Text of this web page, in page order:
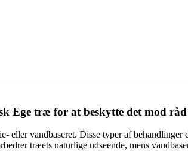
træ for at beskytte det mod råd
eller vandbaseret. Disse typer af
træets naturlige udseende, mens